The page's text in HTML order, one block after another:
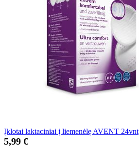
Įklotai laktaciniai į liemenėlę AVENT 24vnt
5,99 €